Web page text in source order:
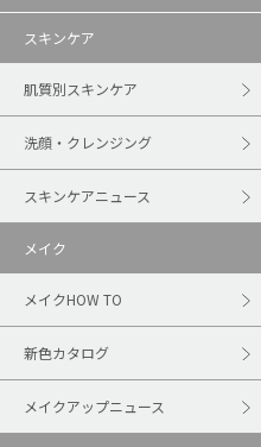
スキンケア
肌質別スキンケア
洗顔・クレンジング
スキンケアニュース
メイク
メイクHOW TO
新色カタログ
メイクアップニュース